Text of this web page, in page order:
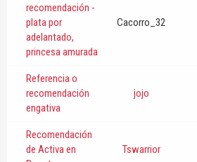
recomendación -
plata por
adelantado,
princesa amurada
Cacorro_32
Referencia o
recomendación
engativa
jojo
Recomendación
de Activa en
Tswarrior